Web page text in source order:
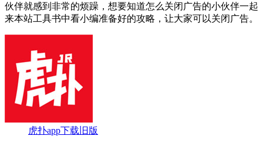
伙伴就感到非常的烦躁，想要知道怎么关闭广告的小伙伴一起
来本站工具书中看小编准备好的攻略，让大家可以关闭广告。
虎扑app下载旧版